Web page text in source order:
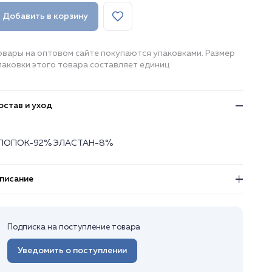
Добавить в корзину
на оптовом сайте покупаются упаковками. Размер
этого товара составляет единиц
и уход
92% ЭЛАСТАН-8%
Подписка на поступление товара
Уведомить о поступлении